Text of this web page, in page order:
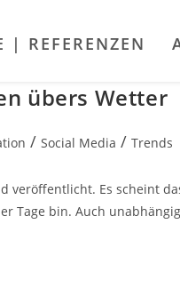
| REFERENZEN
übers Wetter
/ Social Media / Trends
veröffentlicht. Es scheint
Tage bin. Auch